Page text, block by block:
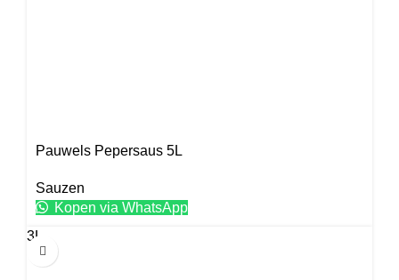
Pauwels Pepersaus 5L
Sauzen
Kopen via WhatsApp
3L